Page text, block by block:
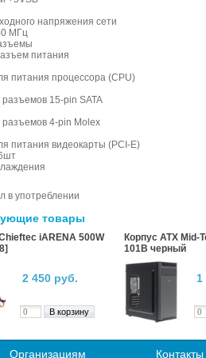
напряжения сети
МГц
питания
питания процессора (CPU)
разъемов 15-pin SATA
разъемов 4-pin Molex
питания видеокарты (PCI-E)
в употреблении
товары
iARENA 500W
2 450 руб.
Корпус ATX Mid-
101B черный
1
Организациям Контакты